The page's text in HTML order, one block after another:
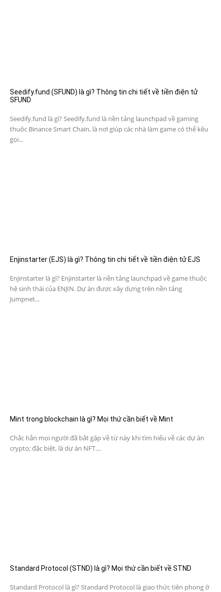
Seedify.fund (SFUND) là gì? Thông tin chi tiết về tiền điện tử
SFUND
Seedify.fund là gì? Seedify.fund là nền tảng launchpad về gaming
thuộc Binance Smart Chain, là nơi giúp các nhà làm game có thể kêu
gọi...
Enjinstarter (EJS) là gì? Thông tin chi tiết về tiền điện tử EJS
Enjinstarter là gì? Enjinstarter là nền tảng launchpad về game thuộc
hệ sinh thái của ENJIN. Dự án được xây dựng trên nền tảng
Jumpnet...
Mint trong blockchain là gì? Mọi thứ cần biết về Mint
Chắc hẳn mọi người đã bắt gặp về từ này khi tìm hiểu về các dự án
crypto; đặc biệt, là dự án NFT....
Standard Protocol (STND) là gì? Mọi thứ cần biết về STND
Standard Protocol là gì? Standard Protocol là giao thức tiên phong ờ